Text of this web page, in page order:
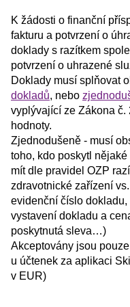
K žádosti o finanční
fakturu a potvrzení o
doklady s razítkem
potvrzení o uhrazené
Doklady musí splňovat
dokladů, nebo
vyplývající ze Zákona č.
hodnoty.
Zjednodušeně - musí
toho, kdo poskytl
mít dle pravidel OZP
zdravotnické zařízení
evidenční číslo
vystavení dokladu a
poskytnutá sleva…)
Akceptovány jsou
u účtenek za aplikaci
v EUR)